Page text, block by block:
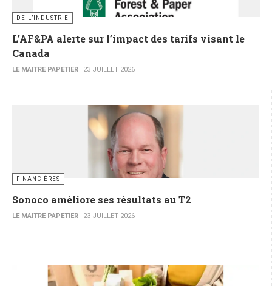
DE L’INDUSTRIE
L’AF&PA alerte sur l’impact des tarifs visant le
Canada
LE MAITRE PAPETIER 23 JUILLET 2026
FINANCIÈRES
Sonoco améliore ses résultats au T2
LE MAITRE PAPETIER 23 JUILLET 2026